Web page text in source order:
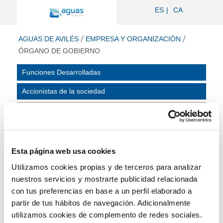
Esta página web usa cookies
Utilizamos cookies propias y de terceros para analizar
nuestros servicios y mostrarte publicidad relacionada
con tus preferencias en base a un perfil elaborado a
partir de tus hábitos de navegación. Adicionalmente
utilizamos cookies de complemento de redes sociales.
Órgano de Gobierno - Aguas de
ES CA
AGUAS DE AVILÉS
EMPRESA Y ORGANIZACIÓN
ÓRGANO DE GOBIERNO
Funciones Desarrolladas
Accionistas de la sociedad
Organigrama Funcional
Relación de puestos de trabajo
Órgano de Gobierno
Presidencia